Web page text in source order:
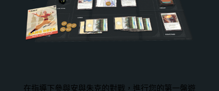
在指導下參與安與朱克的對戰，進行您的第一盤遊